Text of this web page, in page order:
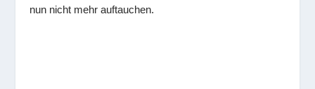
nun nicht mehr auftauchen.